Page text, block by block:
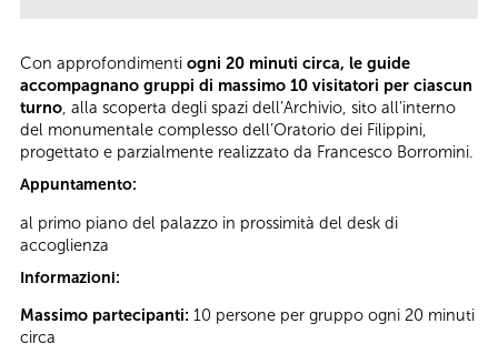
Con approfondimenti ogni 20 minuti circa, le guide
accompagnano gruppi di massimo 10 visitatori per ciascun
turno, alla scoperta degli spazi dell’Archivio, sito all’interno
del monumentale complesso dell’Oratorio dei Filippini,
progettato e parzialmente realizzato da Francesco Borromini.
Appuntamento:
al primo piano del palazzo in prossimità del desk di
accoglienza
Informazioni:
Massimo partecipanti: 10 persone per gruppo ogni 20 minuti
circa